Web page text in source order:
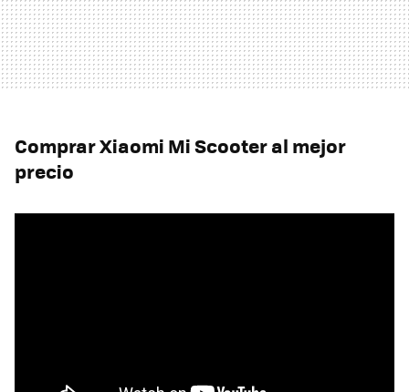
Comprar Xiaomi Mi Scooter al mejor
precio